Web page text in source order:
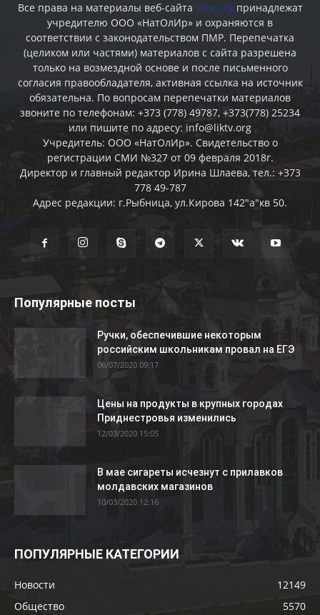
Все права на материалы веб-сайта liktv.org принадлежат
учредителю ООО «НатОлИр» и охраняются в
соответствии с законодательством ПМР. Перепечатка
(целиком или частями) материалов c сайта разрешена
только на возмездной основе и после письменного
согласия правообладателя, активная ссылка на источник
обязательна. По вопросам перепечатки материалов
звоните по телефонам: +373 (778) 49787, +373(778) 25234
или пишите по адресу: info@liktv.org
Учредитель: ООО «НатОлИр». Свидетельство о
регистрации СМИ №327 от 09 февраля 2018г.
Директор и главный редактор Ирина Шлаева, тел.: +373
778 49-787
Адрес редакции: г.Рыбница, ул.Кирова 142"а"кв 50.
Популярные посты
Ручки, обеспечившие некоторым
российским школьникам провал на ЕГЭ
06/07/2020 09:17
Цены на продукты в крупных городах
Приднестровья изменились
12/03/2020 15:05
В мае сигареты исчезнут с прилавков
молдавских магазинов
10/03/2020 12:16
ПОПУЛЯРНЫЕ КАТЕГОРИИ
Новости
12149
Общество
5570